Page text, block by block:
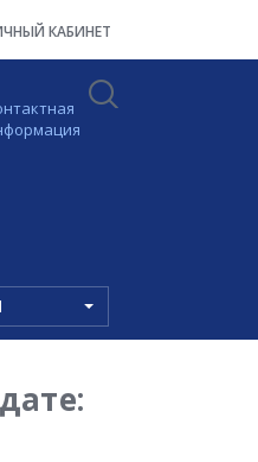
КАБИНЕТ